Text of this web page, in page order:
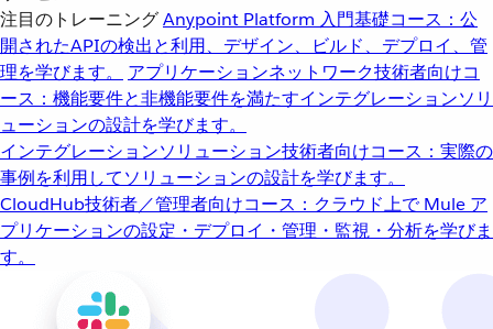
注目のトレーニングAnypoint Platform 入門基礎コース：公
開されたAPIの検出と利用、デザイン、ビルド、デプロイ、管
理を学びます。
アプリケーションネットワーク技術者向けコ
ース：機能要件と非機能要件を満たすインテグレーションソリ
ューションの設計を学びます。
インテグレーションソリューション技術者向けコース：実際の
事例を利用してソリューションの設計を学びます。
CloudHub技術者／管理者向けコース：クラウド上で Mule ア
プリケーションの設定・デプロイ・管理・監視・分析を学びま
す。